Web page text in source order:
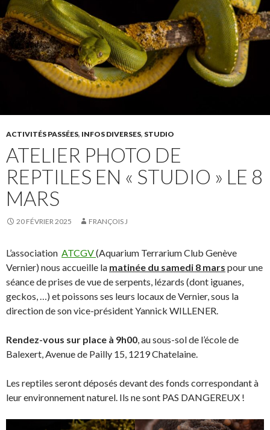
ACTIVITÉS PASSÉES, INFOS DIVERSES, STUDIO
ATELIER PHOTO DE
REPTILES EN « STUDIO » LE 8
MARS
20 FÉVRIER 2025 FRANÇOIS J
L’association ATCGV(Aquarium Terrarium Club Genève
Vernier) nous accueille la matinée du samedi 8 mars pour une
séance de prises de vue de serpents, lézards (dont iguanes,
geckos, …) et poissons ses leurs locaux de Vernier, sous la
direction de son vice-président Yannick WILLENER.
Rendez-vous sur place à 9h00 , au sous-sol de l’école de
Balexert, Avenue de Pailly 15, 1219 Chatelaine.
Les reptiles seront déposés devant des fonds correspondant à
leur environnement naturel. Ils ne sont PAS DANGEREUX !